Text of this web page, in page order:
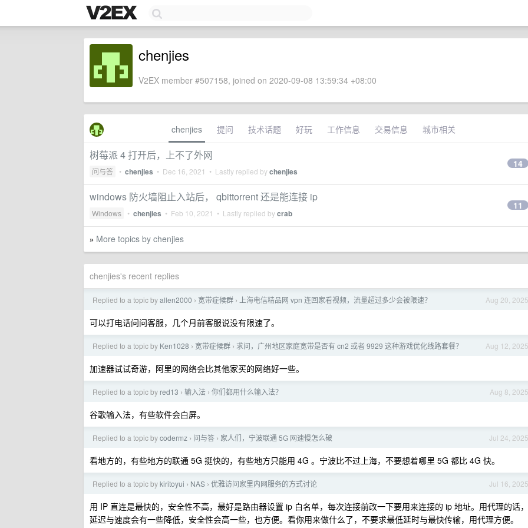
chenjies
V2EX member #507158, joined on 2020-09-08 13:59:34 +08:00
chenjies 提问 技术话题 好玩 工作信息 交易信息 城市相关
树莓派 4 打开后，上不了外网
问与答 • chenjies • Dec 16, 2021 • Lastly replied bychenjies
14
windows 防火墙阻止入站后， qbittorrent 还是能连接 ip
Windows • chenjies • Feb 10, 2021 • Lastly replied bycrab
11
» More topics by chenjies
chenjies's recent replies
Aug 20, 2025
Replied to a topic byallen2000 › 宽带症候群 › 上海电信精品网 vpn 连回家看视频，流量超过多少会被限速？
可以打电话问问客服，几个月前客服说没有限速了。
Aug 12, 2025
Replied to a topic by Ken1028 › 宽带症候群 › 求问，广州地区家庭宽带是否有 cn2 或者 9929 这种游戏优化线路套餐？
加速器试试奇游，阿里的网络会比其他家买的网络好一些。
Aug 8, 2025
Replied to a topic by red13 › 输入法 › 你们都用什么输入法？
谷歌输入法，有些软件会白屏。
Jul 24, 2025
Replied to a topic bycodermz › 问与答 › 家人们，宁波联通 5G 网速慢怎么破
看地方的，有些地方的联通 5G 挺快的，有些地方只能用 4G 。宁波比不过上海，不要想着哪里 5G 都比 4G 快。
Jul 16, 2025
Replied to a topic bykiritoyui › NAS › 优雅访问家里内网服务的方式讨论
用 IP 直连是最快的，安全性不高，最好是路由器设置 ip 白名单，每次连接前改一下要用来连接的 ip 地址。用代理的话，
延迟与速度会有一些降低，安全性会高一些，也方便。看你用来做什么了，不要求最低延时与最快传输，用代理方便。